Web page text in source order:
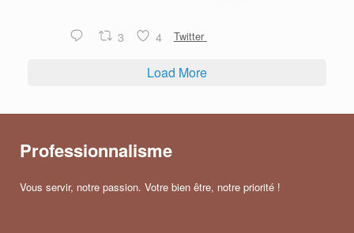
3 4 Twitter
Load More
Professionnalisme
Vous servir, notre passion. Votre bien être, notre priorité !